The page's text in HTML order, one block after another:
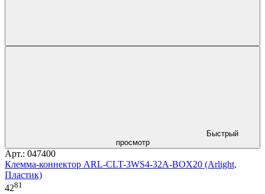
Быстрый
просмотр
Арт.: 047400
Клемма-коннектор ARL-CLT-3WS4-32A-BOX20 (Arlight,
Пластик)
4281